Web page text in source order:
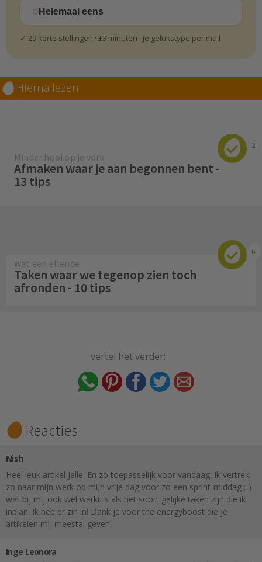
Helemaal eens
✓ 29 korte stellingen · ±3 minuten · je gelukstype per mail
Hierna lezen
2
Minder hooi op je vork
Afmaken waar je aan begonnen bent -
13 tips
6
Wat een ellende
Taken waar we tegenop zien toch
afronden - 10 tips
vertel het verder:
Reacties
Nish
Heel leuk artikel Jelle. En zo toepasselijk voor vandaag. Ik vertrek
zo naar mijn werk op mijn vrije dag voor zo een sprint-middag ;-)
wat bij mij ook wel werkt is als het soort gelijke taken zijn die ik
inplan. Ik heb er zin in! Dank je voor the energyboost die je
artikelen mij meestal geven!
Inge Leonora